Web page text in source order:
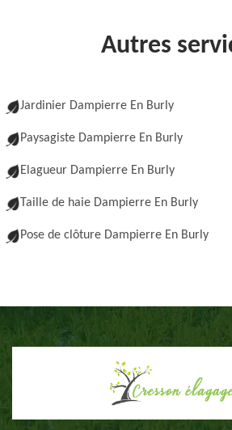
Autres
Jardinier Dampierre En Burly
Paysagiste Dampierre En Burly
Elagueur Dampierre En Burly
Taille de haie Dampierre En Burly
Pose de clôture Dampierre En Burly